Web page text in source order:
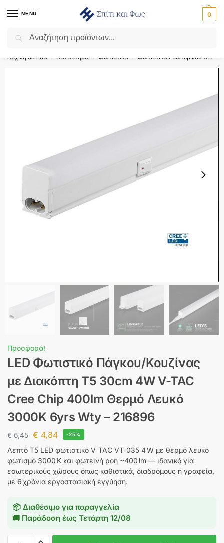
MENU 0
Flash Sale ⚡ 10% Έκπτωση με τον κωδικό ‘SPRING’!
Αρχική σελίδα / Κατάστημα / Φωτιστικά / Φωτιστικά Εσωτερικού Χώρου
Προσφορά!
LED Φωτιστικό Πάγκου/Κουζίνας
με Διακόπτη T5 30cm 4W V-TAC
Cree Chip 400lm Θερμό Λευκό
3000K 6yrs Wty – 216896
€6,45 € 4,84 -25%
Λεπτό T5 LED φωτιστικό V‑TAC VT‑035 4 W με θερμό λευκό
φωτισμό 3000 K και φωτεινή ροή ~400 lm — ιδανικό για
εσωτερικούς χώρους όπως καθιστικά, διαδρόμους ή γραφεία,
με 6 χρόνια εργοστασιακή εγγύηση.
📦 Διαθέσιμο για παραγγελία
🚚 Παράδοση έως Τετάρτη 12/08